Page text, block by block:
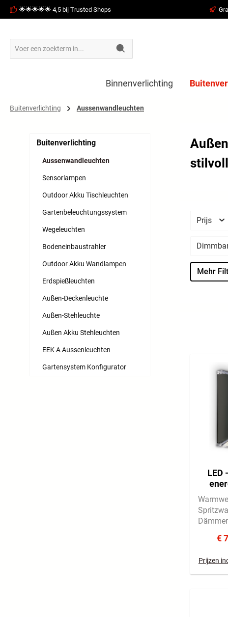
Ga naar de hoofdnavigatie
🌟🌟🌟🌟🌟 4,5 bij Trusted Shops
Binnenverlichting
Buitenverlichting Aussenwandleuchten
Buitenverlichting
Aussenwandleuchten
Sensorlampen
Outdoor Akku Tischleuchten
Gartenbeleuchtungssystem
Wegeleuchten
Bodeneinbaustrahler
Outdoor Akku Wandlampen
Erdspießleuchten
Außen-Deckenleuchte
Außen-Stehleuchte
Außen Akku Stehleuchten
EEK A Aussenleuchten
Gartensystem Konfigurator
stilvoll
Prijs
Mehr
LED
€
Prijzen